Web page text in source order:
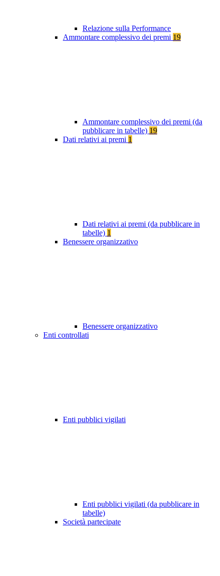
Relazione sulla Performance
Ammontare complessivo dei premi 19
Ammontare complessivo dei premi (da
pubblicare in tabelle) 19
Dati relativi ai premi 1
Dati relativi ai premi (da pubblicare in
tabelle) 1
Benessere organizzativo
Benessere organizzativo
Enti controllati
Enti pubblici vigilati
Enti pubblici vigilati (da pubblicare in
tabelle)
Società partecipate